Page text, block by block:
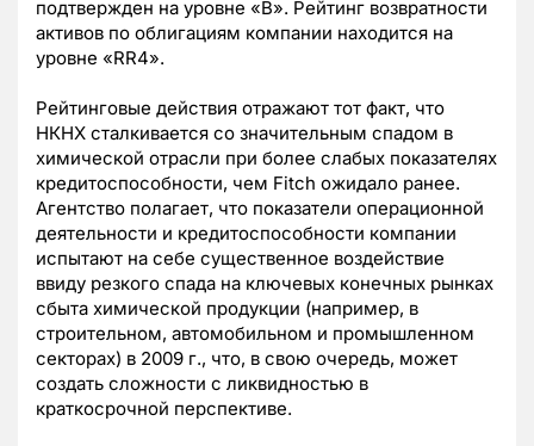
подтвержден на уровне «B». Рейтинг возвратности
активов по облигациям компании находится на
уровне «RR4».
Рейтинговые действия отражают тот факт, что
НКНХ сталкивается со значительным спадом в
химической отрасли при более слабых показателях
кредитоспособности, чем Fitch ожидало ранее.
Агентство полагает, что показатели операционной
деятельности и кредитоспособности компании
испытают на себе существенное воздействие
ввиду резкого спада на ключевых конечных рынках
сбыта химической продукции (например, в
строительном, автомобильном и промышленном
секторах) в 2009 г., что, в свою очередь, может
создать сложности с ликвидностью в
краткосрочной перспективе.